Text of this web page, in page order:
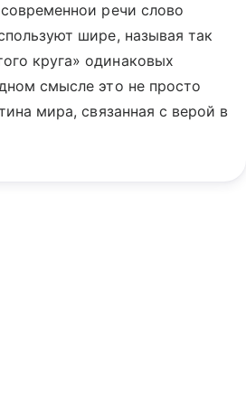
речи слово
шире, называя так
круга» одинаковых
смысле это не просто
мира, связанная с верой в